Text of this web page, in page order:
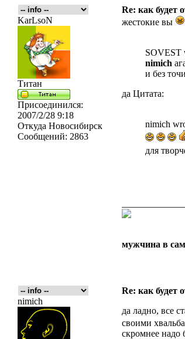
Re: как будет
KarLsoN
Титан
Присоединился:
2007/2/28 9:18
Откуда Новосибирск
Сообщений: 2863
жестокие вы
SOVEST
nimich
и без
да Цитата:
nimich
для
мужчина в
Re: как будет
nimich
да ладно, все
своими
скромнее надо